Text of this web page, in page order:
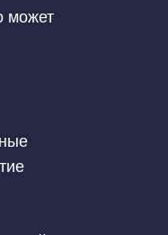
может